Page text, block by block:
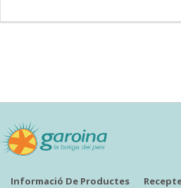
Informació De Productes